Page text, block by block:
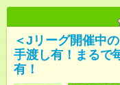
＜Jリーグ開催中
手渡し有！まるで
有！